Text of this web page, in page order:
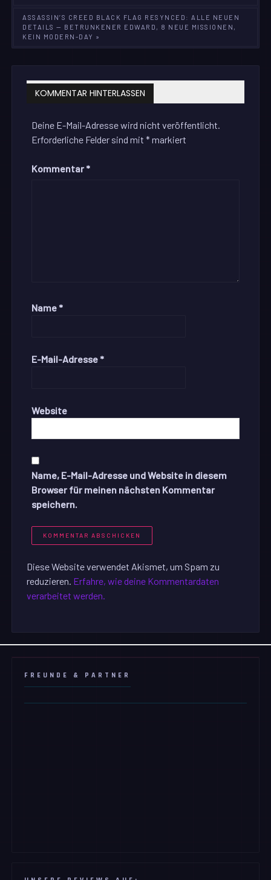
ASSASSIN’S CREED BLACK FLAG RESYNCED: ALLE NEUEN
DETAILS — BETRUNKENER EDWARD, 8 NEUE MISSIONEN,
KEIN MODERN-DAY »
KOMMENTAR HINTERLASSEN
Deine E-Mail-Adresse wird nicht veröffentlicht.
Erforderliche Felder sind mit*markiert
Kommentar *
Name *
E-Mail-Adresse *
Website
Name, E-Mail-Adresse und Website in diesem
Browser für meinen nächsten Kommentar
speichern.
Diese Website verwendet Akismet, um Spam zu
reduzieren. Erfahre, wie deine Kommentardaten
verarbeitet werden.
FREUNDE & PARTNER